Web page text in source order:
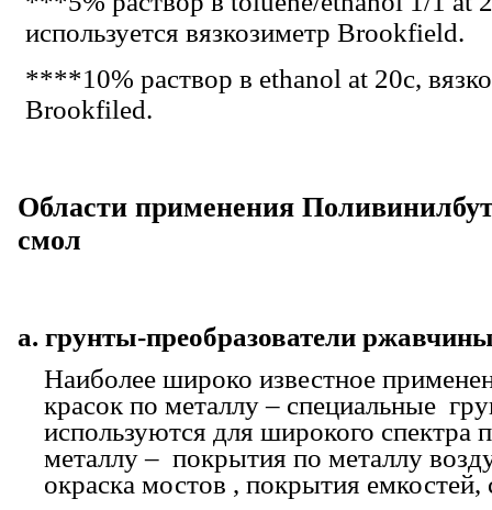
используется вязкозиметр Brookfield.
****10% раствор в ethanol at 20c,
Brookfiled.
Области применения
смол
a. грунты-преобразователи
Наиболее широко известное
красок по металлу – специальные
используются для широкого спектра
металлу – покрытия по металлу
окраска мостов , покрытия емкостей,